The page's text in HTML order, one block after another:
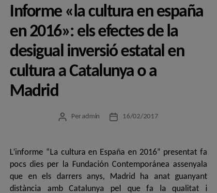
Informe «la cultura en españa
en 2016»: els efectes de la
desigual inversió estatal en
cultura a Catalunya o a
Madrid
Autor
Per admin
Data16/02/2017
L’informe “La cultura en España en 2016” presentat fa
pocs dies per la Fundación Contemporánea assenyala
que en els darrers anys, Madrid ha anat guanyant
distància amb Catalunya pel que fa la qualitat i